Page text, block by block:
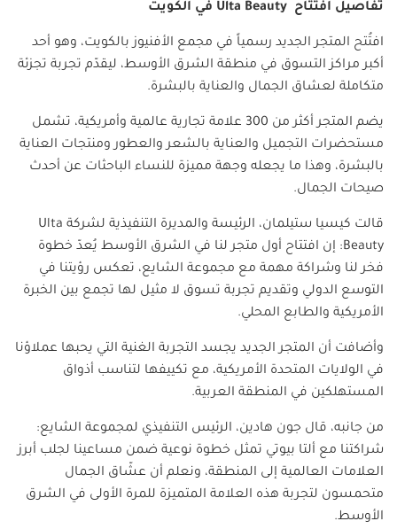
تفاصيل افتتاح Ulta Beauty في الكويت
افتُتح المتجر الجديد رسمياً في مجمع الأفنيوز بالكويت، وهو أحد
أكبر مراكز التسوق في منطقة الشرق الأوسط، ليقدّم تجربة تجزئة
متكاملة لعشاق الجمال والعناية بالبشرة.
يضم المتجر أكثر من 300 علامة تجارية عالمية وأمريكية، تشمل
مستحضرات التجميل والعناية بالشعر والعطور ومنتجات العناية
بالبشرة، وهذا ما يجعله وجهة مميزة للنساء الباحثات عن أحدث
صيحات الجمال.
قالت كيسيا ستيلمان، الرئيسة والمديرة التنفيذية لشركة Ulta
Beauty: إن افتتاح أول متجر لنا في الشرق الأوسط يُعدّ خطوة
فخر لنا وشراكة مهمة مع مجموعة الشايع، تعكس رؤيتنا في
التوسع الدولي وتقديم تجربة تسوق لا مثيل لها تجمع بين الخبرة
الأمريكية والطابع المحلي.
وأضافت أن المتجر الجديد يجسد التجربة الغنية التي يحبها عملاؤنا
في الولايات المتحدة الأمريكية، مع تكييفها لتناسب أذواق
المستهلكين في المنطقة العربية.
من جانبه، قال جون هادين، الرئيس التنفيذي لمجموعة الشايع:
شراكتنا مع ألتا بيوتي تمثل خطوة نوعية ضمن مساعينا لجلب أبرز
العلامات العالمية إلى المنطقة، ونعلم أن عشّاق الجمال
متحمسون لتجربة هذه العلامة المتميزة للمرة الأولى في الشرق
الأوسط.